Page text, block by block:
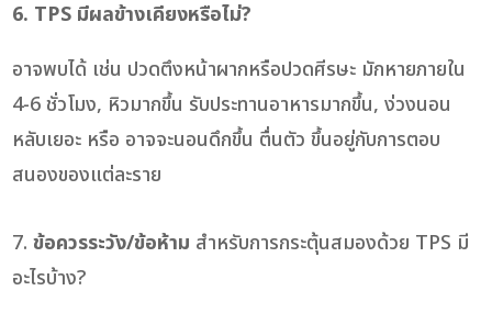
6. TPS มีผลข้างเคียงหรือไม่?
อาจพบได้ เช่น ปวดตึงหน้าผากหรือปวดศีรษะ มักหายภายใน
4-6 ชั่วโมง, หิวมากขึ้น รับประทานอาหารมากขึ้น, ง่วงนอน
หลับเยอะ หรือ อาจจะนอนดึกขึ้น ตื่นตัว ขึ้นอยู่กับการตอบ
สนองของแต่ละราย
7.ข้อควรระวัง/ข้อห้าม สำหรับการกระตุ้นสมองด้วย TPS มี
อะไรบ้าง?